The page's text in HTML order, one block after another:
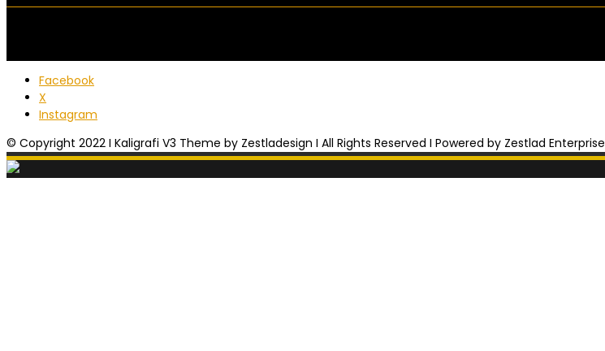
Facebook
X
Instagram
© Copyright 2022 I Kaligrafi V3 Theme by Zestladesign I All Rights Reserved I Powered by Zestlad Enterprise